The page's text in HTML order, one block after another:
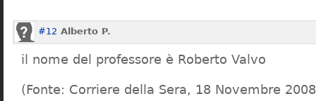
#12 Alberto P.
il nome del professore è Roberto Valvo
(Fonte: Corriere della Sera, 18 Novembre